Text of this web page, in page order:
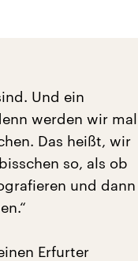
Und ein
werden wir mal
Das heißt, wir
so, als ob
und dann
Erfurter